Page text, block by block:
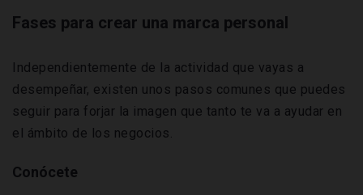
Fases para crear una marca personal
Independientemente de la actividad que vayas a
desempeñar, existen unos pasos comunes que puedes
seguir para forjar la imagen que tanto te va a ayudar en
el ámbito de los negocios.
Conócete